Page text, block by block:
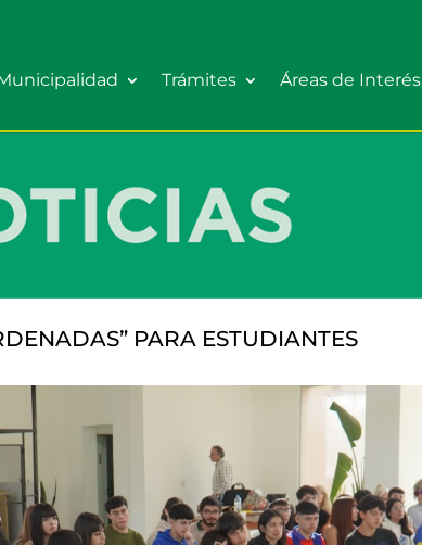
Trámites Áreas de Interés
PARA ESTUDIANTES